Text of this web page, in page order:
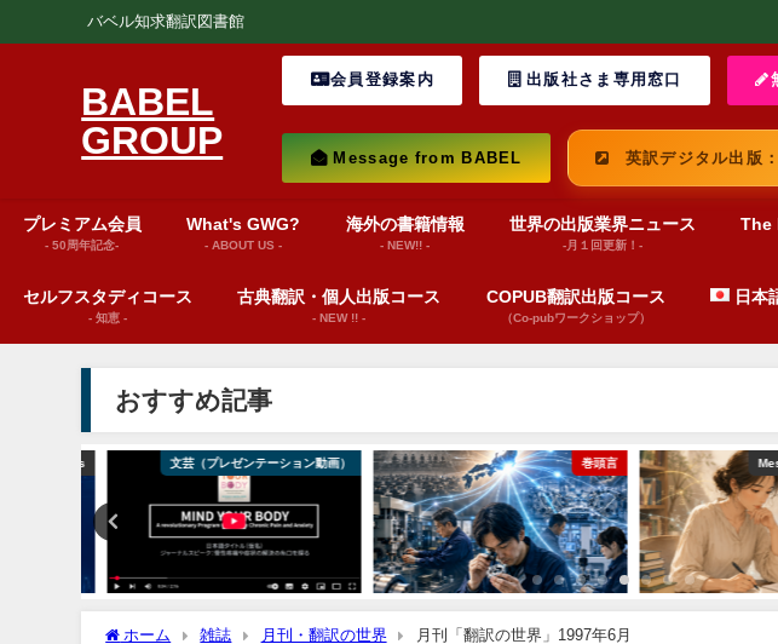
バベル知求翻訳図書館
BABEL
GROUP
会員登録案内 出版社さま専用窓口
Message from BABEL 英訳デジタル出版
プレミアム会員
- 50周年記念-
What's GWG?
- ABOUT US -
海外の書籍情報
- NEW!! -
世界の出版業界ニュース
-月１回更新！-
The
セルフスタディコース
- 知恵 -
古典翻訳・個人出版コース
- NEW !! -
COPUB翻訳出版コース
（Co-pubワークショップ）
日本
おすすめ記事
文芸（プレゼンテーション動画） 巻頭言
ホーム 雑誌 月刊・翻訳の世界 月刊「翻訳の世界」1997年6月